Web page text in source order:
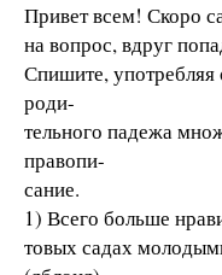
Привет всем! Скоро
на вопрос, вдруг
Спишите, употребляя
роди-
тельного падежа
правопи-
сание.
1) Всего больше
товых садах